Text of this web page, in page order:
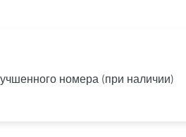
номера (при наличии)